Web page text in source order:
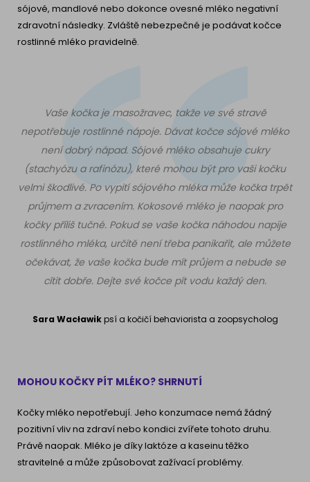
sójové, mandlové nebo dokonce ovesné mléko negativní
zdravotní následky. Zvláště nebezpečné je podávat kočce
rostlinné mléko pravidelně.
Vaše kočka je masožravec, takže ve své stravě
nepotřebuje rostlinné nápoje. Dávat kočce sójové mléko
není dobrý nápad. Sójové mléko obsahuje cukry
(stachyózu a rafinózu), které mohou být pro vaši kočku
velmi škodlivé. Po vypití sójového mléka může kočka trpět
průjmem a zvracením. Kokosové mléko je naopak pro
kočky příliš tučné. Pokud se vaše kočka náhodou napije
rostlinného mléka, určitě není třeba panikařit, ale můžete
očekávat, že vaše kočka bude mít průjem a nebude se
cítit dobře. Dejte své kočce pít vodu každý den.
Sara Wacławikpsí a kočičí behaviorista a zoopsycholog
MOHOU KOČKY PÍT MLÉKO? SHRNUTÍ
Kočky mléko nepotřebují. Jeho konzumace nemá žádný
pozitivní vliv na zdraví nebo kondici zvířete tohoto druhu.
Právě naopak. Mléko je díky laktóze a kaseinu těžko
stravitelné a může způsobovat zažívací problémy.